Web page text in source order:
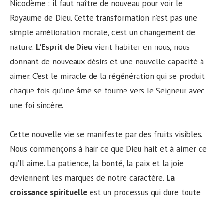
Nicodème : il faut naître de nouveau pour voir le
Royaume de Dieu. Cette transformation n’est pas une
simple amélioration morale, c’est un changement de
nature. L’Esprit de Dieu vient habiter en nous, nous
donnant de nouveaux désirs et une nouvelle capacité à
aimer. C’est le miracle de la régénération qui se produit
chaque fois qu’une âme se tourne vers le Seigneur avec
une foi sincère.
Cette nouvelle vie se manifeste par des fruits visibles.
Nous commençons à haïr ce que Dieu hait et à aimer ce
qu’Il aime. La patience, la bonté, la paix et la joie
deviennent les marques de notre caractère. La
croissance spirituelle est un processus qui dure toute